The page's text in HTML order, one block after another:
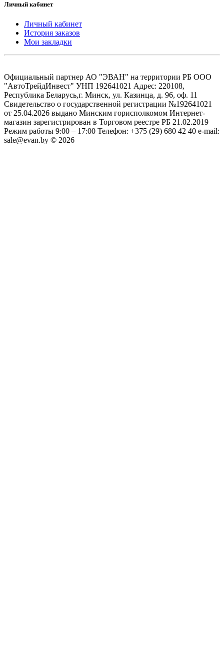
Личный кабинет
Личный кабинет
История заказов
Мои закладки
Официальный партнер АО "ЭВАН" на территории РБ ООО
"АвтоТрейдИнвест" УНП 192641021 Адрес: 220108,
Республика Беларусь,г. Минск, ул. Казинца, д. 96, оф. 11
Свидетельство о государственной регистрации №192641021
от 25.04.2026 выдано Минским горисполкомом Интернет-
магазин зарегистрирован в Торговом реестре РБ 21.02.2019
Режим работы 9:00 – 17:00 Телефон: +375 (29) 680 42 40 e-mail:
sale@evan.by © 2026